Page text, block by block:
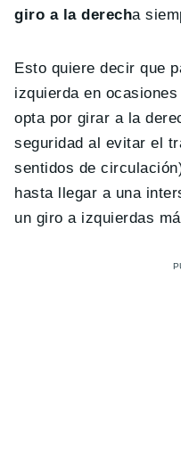
giro a la derecha
Esto quiere decir que
izquierda en
opta por girar a la
seguridad al evitar el
sentidos de
hasta llegar a una
un giro a izquierdas